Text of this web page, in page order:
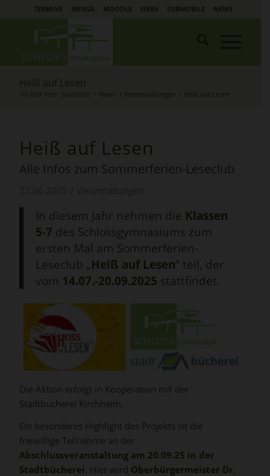
TERMINE MENSA MOODLE ISERV DSBMOBILE NEWS
Heiß auf Lesen
Du bist hier: Startseite News Veranstaltungen Heiß auf Lesen
Heiß auf Lesen
Alle Infos zum Sommerferien-Leseclub
22.06.2025 Veranstaltungen
In diesem Jahr nehmen die Klassen
5-7 des Schlossgymnasiums zum
ersten Mal am Sommerferien-
Leseclub „Heiß auf Lesen“ teil, der
vom 14.07.-20.09.2025 stattfindet.
Die Aktion erfolgt in Kooperation mit der
Stadtbücherei Kirchheim.
Ein besonderes Highlight des Projekts ist die
freiwillige Teilnahme an der
Abschlussveranstaltung am 20.09.25 in der
Stadtbücherei . Hier wird Oberbürgermeister Dr.